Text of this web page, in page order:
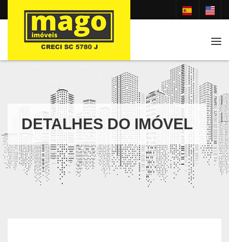
DETALHES DO IMÓVEL